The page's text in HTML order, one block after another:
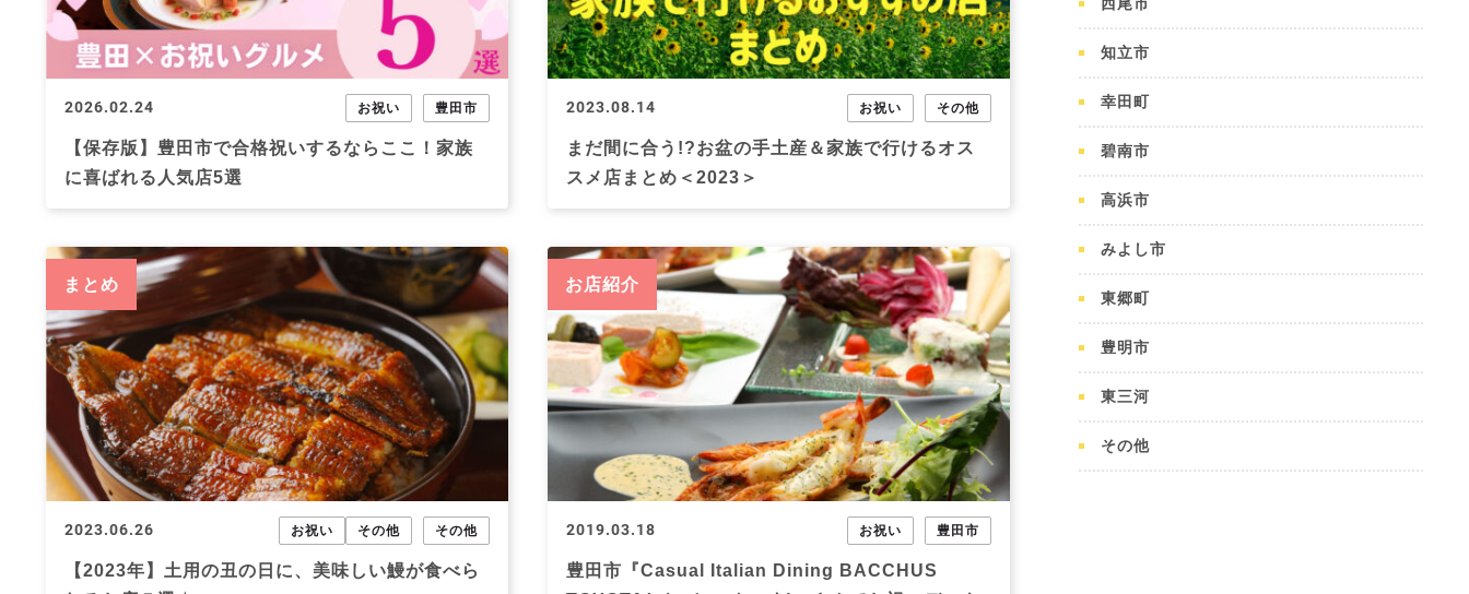
2026.02.24 お祝い 豊田市
【保存版】豊田市で合格祝いするならここ！家族
に喜ばれる人気店5選
2023.08.14 お祝い その他
まだ間に合う!?お盆の手土産＆家族で行けるオス
スメ店まとめ＜2023＞
まとめ
2023.06.26 お祝い その他 その他
【2023年】土用の丑の日に、美味しい鰻が食べら
お店紹介
2019.03.18 お祝い 豊田市
豊田市『Casual Italian Dining BACCHUS
西尾市
知立市
幸田町
碧南市
高浜市
みよし市
東郷町
豊明市
東三河
その他